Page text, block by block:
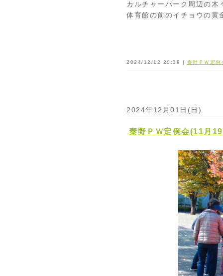
カルチャーパーク周辺の木
体育館の前のイチョウの黄
2024/12/12 20:39 | 秦野ＰＷ定例
2024年12月01日(日)
秦野ＰＷ定例会(11月